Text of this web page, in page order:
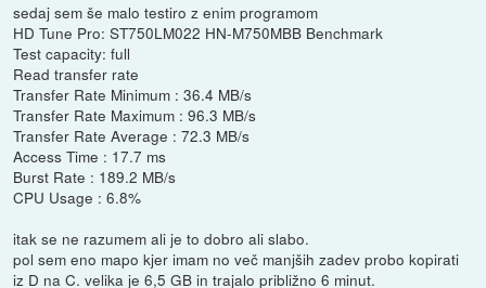
sedaj sem še malo testiro z enim programom
HD Tune Pro: ST750LM022 HN-M750MBB Benchmark
Test capacity: full
Read transfer rate
Transfer Rate Minimum : 36.4 MB/s
Transfer Rate Maximum : 96.3 MB/s
Transfer Rate Average : 72.3 MB/s
Access Time : 17.7 ms
Burst Rate : 189.2 MB/s
CPU Usage : 6.8%
itak se ne razumem ali je to dobro ali slabo.
pol sem eno mapo kjer imam no več manjših zadev probo kopirati
iz D na C. velika je 6,5 GB in trajalo približno 6 minut.